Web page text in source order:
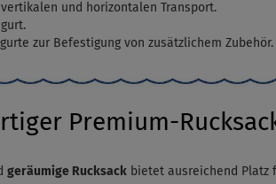
und horizontalen Transport.
zur Befestigung von zusätzlichem Zubehör.
Premium-
geräumige Rucksack bietet ausreichend Platz